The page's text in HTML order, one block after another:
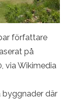
författare
på
via Wikimedia
byggnader där